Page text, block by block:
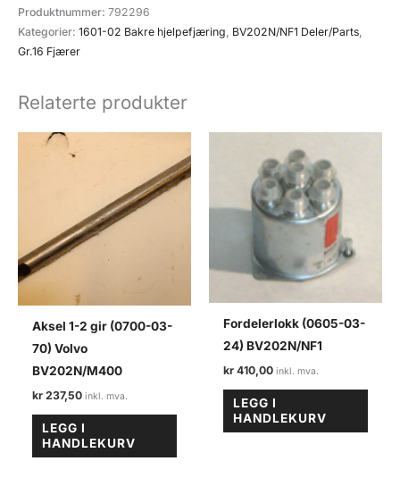
(1601-
02-
4))
antall
Produktnummer: 792296
Kategorier: 1601-02 Bakre hjelpefjæring BV202N/NF1 Deler/Parts
Gr.16 Fjærer
Relaterte produkter
Aksel 1-2 gir (0700-03-
70) Volvo
BV202N/M400
kr 237,50
LEGG I
HANDLEKURV
Fordelerlokk (0605-03-
24) BV202N/NF1
kr 410,00
LEGG I
HANDLEKURV